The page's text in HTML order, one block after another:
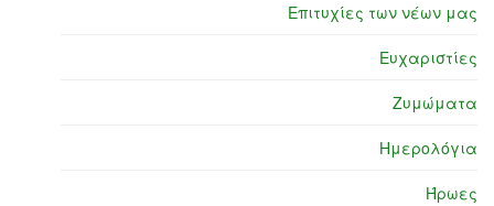
Επιτυχίες των νέων μας
Ευχαριστίες
Ζυμώματα
Ημερολόγια
Ήρωες